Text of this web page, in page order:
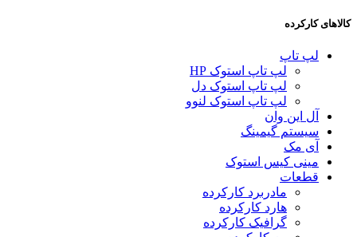
کالاهای کارکرده
لپ تاپ
لپ تاپ استوک HP
لپ تاپ استوک دل
لپ تاپ استوک لنوو
آل این وان
سیستم گیمینگ
آی مک
مینی کیس استوک
قطعات
مادربرد کارکرده
هارد کارکرده
گرافیک کارکرده